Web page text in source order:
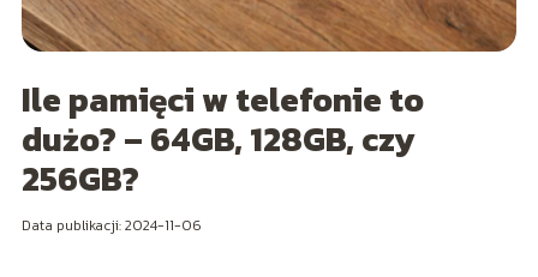
Ile pamięci w telefonie to
dużo? – 64GB, 128GB, czy
256GB?
Data publikacji: 2024-11-06